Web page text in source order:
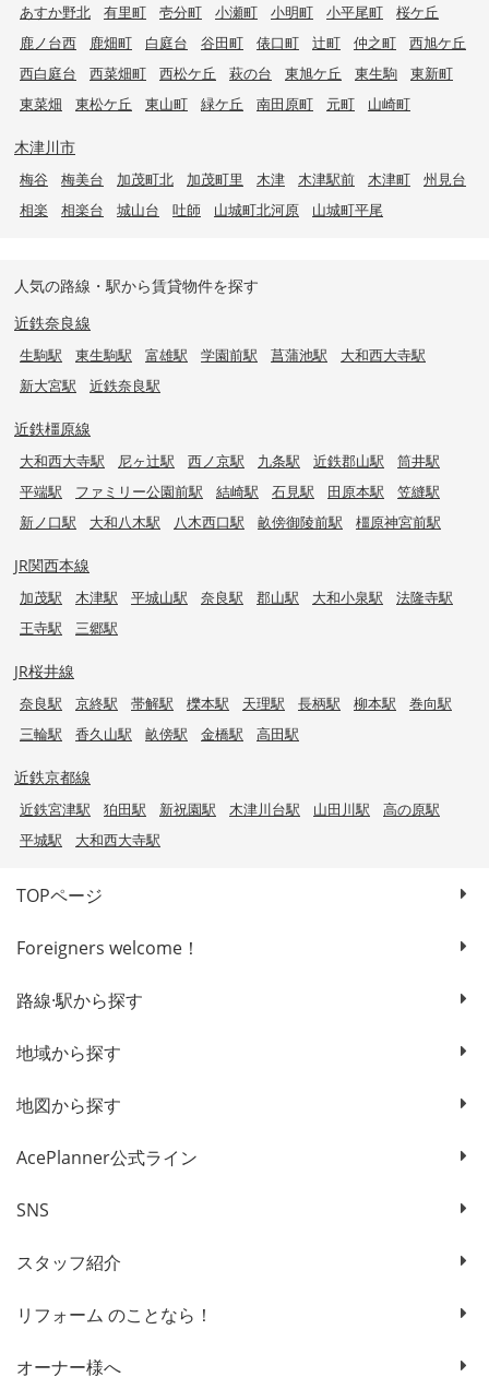
あすか野北 有里町 壱分町 小瀬町 小明町 小平尾町
桜ケ丘
鹿ノ台西
鹿畑町 白庭台 谷田町 俵口町 辻町 仲之町
西旭ケ丘
西白庭台
西菜畑町 西松ケ丘 萩の台 東旭ケ丘 東生駒
東新町
東菜畑
東松ケ丘 東山町 緑ケ丘 南田原町 元町 山崎町
木津川市
梅谷 梅美台 加茂町北 加茂町里 木津 木津駅前 木津町
州見台
相楽
相楽台 城山台 吐師 山城町北河原 山城町平尾
人気の路線・駅から賃貸物件を探す
近鉄奈良線
生駒駅 東生駒駅 富雄駅 学園前駅 菖蒲池駅
大和西大寺駅
新大宮駅
近鉄奈良駅
近鉄橿原線
大和西大寺駅 尼ヶ辻駅 西ノ京駅 九条駅 近鉄郡山駅
筒井駅
平端駅
ファミリー公園前駅 結崎駅 石見駅 田原本駅
笠縫駅
新ノ口駅
大和八木駅 八木西口駅 畝傍御陵前駅 橿原神宮前駅
JR関西本線
加茂駅 木津駅 平城山駅 奈良駅 郡山駅 大和小泉駅
法隆寺駅
王寺駅
三郷駅
JR桜井線
奈良駅 京終駅 帯解駅 櫟本駅 天理駅 長柄駅 柳本駅
巻向駅
三輪駅
香久山駅 畝傍駅 金橋駅 高田駅
近鉄京都線
近鉄宮津駅 狛田駅 新祝園駅 木津川台駅 山田川駅
高の原駅
平城駅
大和西大寺駅
TOPページ
Foreigners welcome！
路線·駅から探す
地域から探す
地図から探す
AcePlanner公式ライン
SNS
スタッフ紹介
リフォーム のことなら！
オーナー様へ